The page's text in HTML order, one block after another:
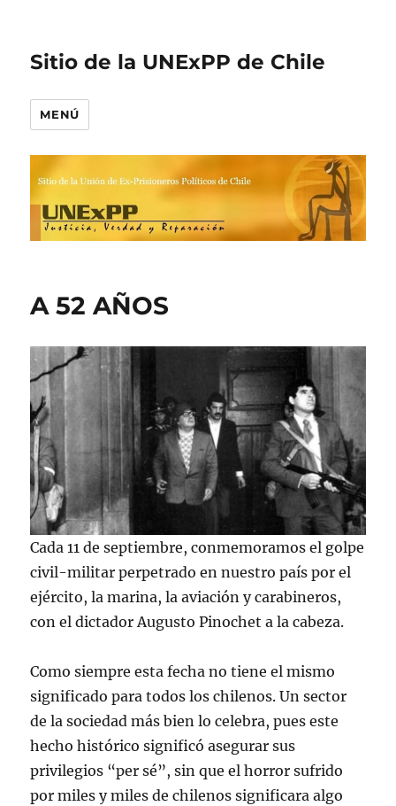
Sitio de la UNExPP de Chile
MENÚ
A 52 AÑOS
Cada 11 de septiembre, conmemoramos el golpe
civil-militar perpetrado en nuestro país por el
ejército, la marina, la aviación y carabineros,
con el dictador Augusto Pinochet a la cabeza.
Como siempre esta fecha no tiene el mismo
significado para todos los chilenos. Un sector
de la sociedad más bien lo celebra, pues este
hecho histórico significó asegurar sus
privilegios “per sé”, sin que el horror sufrido
por miles y miles de chilenos significara algo